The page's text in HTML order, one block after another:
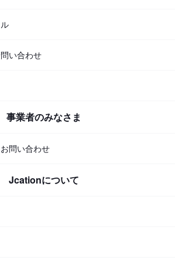
い合わせ
事業者のみなさま
問い合わせ
Jcationについて